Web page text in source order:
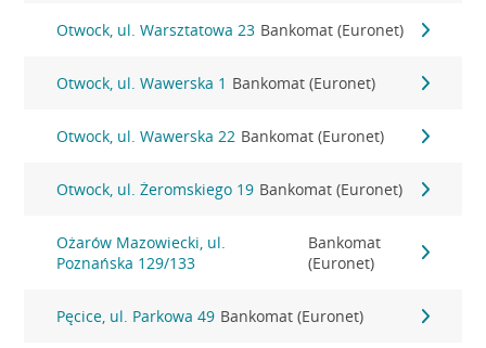
Otwock, ul. Warsztatowa 23 Bankomat (Euronet)
Otwock, ul. Wawerska 1 Bankomat (Euronet)
Otwock, ul. Wawerska 22 Bankomat (Euronet)
Otwock, ul. Żeromskiego 19 Bankomat (Euronet)
Ożarów Mazowiecki, ul.
Poznańska 129/133
Bankomat
(Euronet)
Pęcice, ul. Parkowa 49 Bankomat (Euronet)